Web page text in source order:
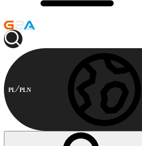
PL PLN